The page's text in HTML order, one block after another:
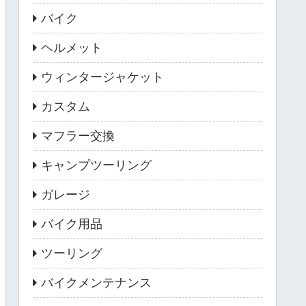
バイク
ヘルメット
ウィンタージャケット
カスタム
マフラー交換
キャンプツーリング
ガレージ
バイク用品
ツーリング
バイクメンテナンス